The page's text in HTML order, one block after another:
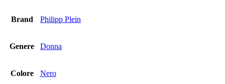
Brand Philipp Plein
Genere Donna
Colore Nero